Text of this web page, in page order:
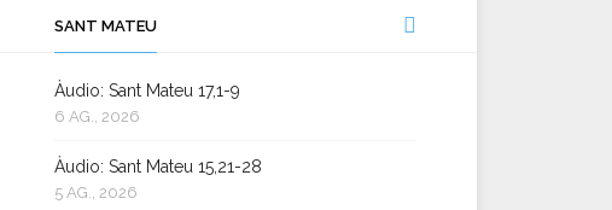
SANT MATEU
Àudio: Sant Mateu 17,1-9
6 AG., 2026
Àudio: Sant Mateu 15,21-28
5 AG., 2026